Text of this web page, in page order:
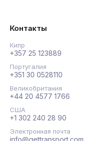
Контакты
Кипр
+357 25 123889
Португалия
+351 30 0528110
Великобритания
+44 20 4577 1766
США
+1 302 240 28 90
Электронная почта
info@gettransport.com